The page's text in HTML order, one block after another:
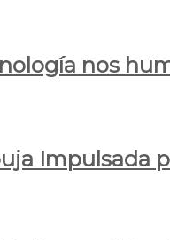
nos
Impulsada